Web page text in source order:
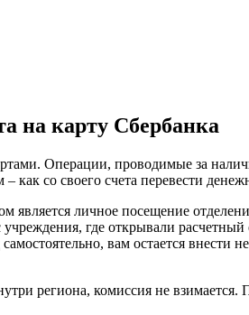
на карту Сбербанка
Операции, проводимые за
как со своего счета перевести
личное посещение
где открывали
вам остается
региона, комиссия не взимается.